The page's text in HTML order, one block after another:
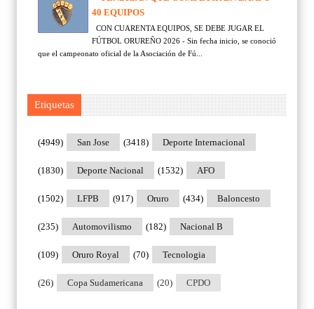
40 EQUIPOS
CON CUARENTA EQUIPOS, SE DEBE JUGAR EL
FÚTBOL ORUREÑO 2026 - Sin fecha inicio, se conoció
que el campeonato oficial de la Asociación de Fú...
Etiquetas
San Jose
(4949) Deporte Internacional
(3418)
Deporte Nacional
(1830) AFO
(1532)
LFPB
(1502) Oruro
(917) Baloncesto
(434)
Automovilismo
(235) Nacional B
(182)
Oruro Royal
(109) Tecnologia
(70)
Copa Sudamericana
(26) CPDO
(20)